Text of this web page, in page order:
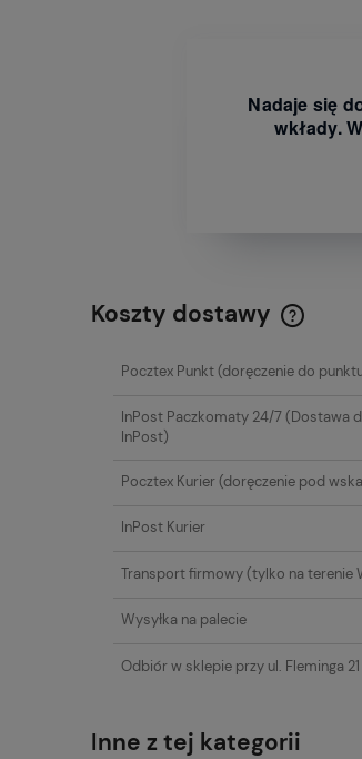
Nadaje się
wkłady.
Koszty dostawy
Cena
Pocztex Punkt(doręczenie do
InPost Paczkomaty 24/7(Dostawa
InPost)
Pocztex Kurier(doręczenie pod
InPost Kurier
Transport firmowy(tylko na terenie
Wysyłka na palecie
Odbiór w sklepie przy ul. Fleminga
Inne z tej kategorii